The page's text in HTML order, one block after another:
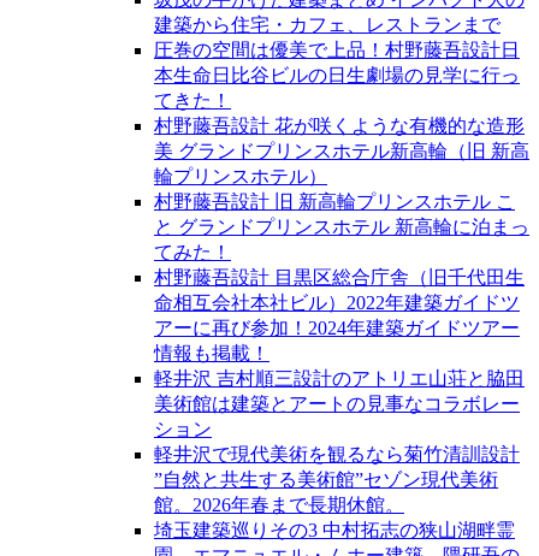
建築から住宅・カフェ、レストランまで
圧巻の空間は優美で上品！村野藤吾設計日
本生命日比谷ビルの日生劇場の見学に行っ
てきた！
村野藤吾設計 花が咲くような有機的な造形
美 グランドプリンスホテル新高輪（旧 新高
輪プリンスホテル）
村野藤吾設計 旧 新高輪プリンスホテル こ
と グランドプリンスホテル 新高輪に泊まっ
てみた！
村野藤吾設計 目黒区総合庁舎（旧千代田生
命相互会社本社ビル）2022年建築ガイドツ
アーに再び参加！2024年建築ガイドツアー
情報も掲載！
軽井沢 吉村順三設計のアトリエ山荘と脇田
美術館は建築とアートの見事なコラボレー
ション
軽井沢で現代美術を観るなら菊竹清訓設計
”自然と共生する美術館”セゾン現代美術
館。2026年春まで長期休館。
埼玉建築巡りその3 中村拓志の狭山湖畔霊